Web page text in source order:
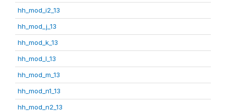
hh_mod_i2_13
hh_mod_j_13
hh_mod_k_13
hh_mod_l_13
hh_mod_m_13
hh_mod_n1_13
hh_mod_n2_13